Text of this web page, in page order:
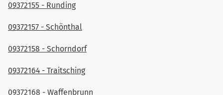
09372155 - Runding
09372157 - Schönthal
09372158 - Schorndorf
09372164 - Traitsching
09372168 - Waffenbrunn